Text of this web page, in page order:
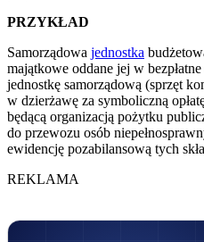
PRZYKŁAD
Samorządowa jednostka
majątkowe oddane jej w
jednostkę samorządową (sprzęt
w dzierżawę za symboliczną
będącą organizacją pożytku
do przewozu osób
ewidencję pozabilansową tych
REKLAMA